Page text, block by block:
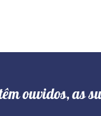
ouvidos, as